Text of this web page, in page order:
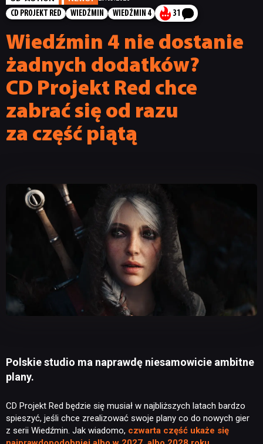
CD PROJEKT RED
WIEDŹMIN WIEDŹMIN 4 31
Wiedźmin 4 nie dostanie
żadnych dodatków?
CD Projekt Red chce
zabrać się od razu
za część piątą
Polskie studio ma naprawdę niesamowicie ambitne
plany.
CD Projekt Red będzie się musiał w najbliższych latach bardzo
spieszyć, jeśli chce zrealizować swoje plany co do nowych gier
z serii Wiedźmin. Jak wiadomo, czwarta część ukaże się